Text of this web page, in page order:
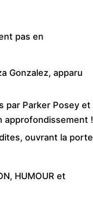
pas en
Gonzalez, apparu
par Parker Posey et
approfondissement !
ouvrant la porte
HUMOUR et